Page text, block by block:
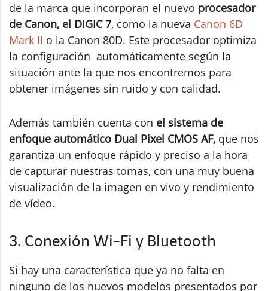
de la marca que incorporan el nuevo procesador
de Canon, el DIGIC 7, como la nueva Canon 6D
Mark II o la Canon 80D. Este procesador optimiza
la configuración automáticamente según la
situación ante la que nos encontremos para
obtener imágenes sin ruido y con calidad.
Además también cuenta con el sistema de
enfoque automático Dual Pixel CMOS AF, que nos
garantiza un enfoque rápido y preciso a la hora
de capturar nuestras tomas, con una muy buena
visualización de la imagen en vivo y rendimiento
de vídeo.
3. Conexión Wi-Fi y Bluetooth
Si hay una característica que ya no falta en
ninguno de los nuevos modelos presentados por